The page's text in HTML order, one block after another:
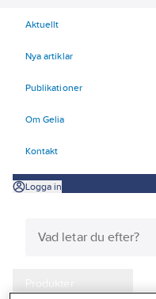
Aktuellt
Nya artiklar
Publikationer
Om Gelia
Kontakt
Logga in
Produkter